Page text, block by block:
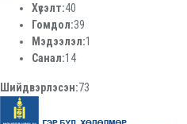
Хүсэлт:40
Гомдол:39
Мэдээлэл:1
Санал:14
Шийдвэрлэсэн:73